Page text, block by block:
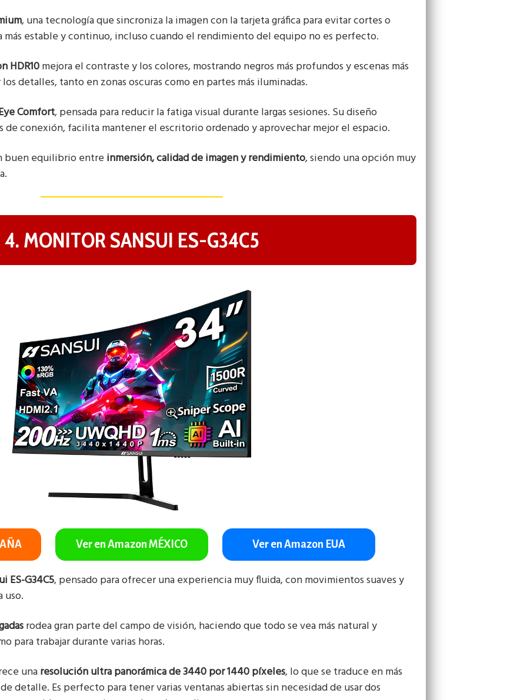
, una tecnología que sincroniza la imagen con la tarjeta gráfica para evitar cortes o
más estable y continuo, incluso cuando el rendimiento del equipo no es perfecto.
HDR10mejora el contraste y los colores, mostrando negros más profundos y escenas más
detalles, tanto en zonas oscuras como en partes más iluminadas.
Comfort, pensada para reducir la fatiga visual durante largas sesiones. Su diseño
conexión, facilita mantener el escritorio ordenado y aprovechar mejor el espacio.
buen equilibrio entre inmersión, calidad de imagen y rendimiento, siendo una opción muy
4. MONITOR SANSUI ES-G34C5
Ver en Amazon MÉXICO Ver en Amazon EUA
ES-G34C5, pensado para ofrecer una experiencia muy fluida, con movimientos suaves y
uso.
rodea gran parte del campo de visión, haciendo que todo se vea más natural y
para trabajar durante varias horas.
unaresolución ultra panorámica de 3440 por 1440 píxeles, lo que se traduce en más
detalle. Es perfecto para tener varias ventanas abiertas sin necesidad de usar dos